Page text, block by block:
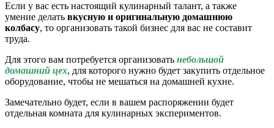
Если у вас есть настоящий кулинарный талант, а также
умение делать вкусную и оригинальную домашнюю
колбасу, то организовать такой бизнес для вас не составит
труда.
Для этого вам потребуется организовать небольшой
домашний цех, для которого нужно будет закупить отдельное
оборудование, чтобы не мешаться на домашней кухне.
Замечательно будет, если в вашем распоряжении будет
отдельная комната для кулинарных экспериментов.